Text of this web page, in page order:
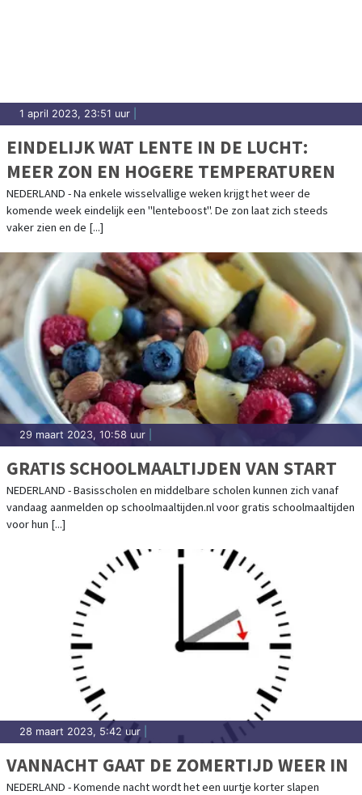
1 april 2023, 23:51 uur
EINDELIJK WAT LENTE IN DE LUCHT:
MEER ZON EN HOGERE TEMPERATUREN
NEDERLAND - Na enkele wisselvallige weken krijgt het weer de
komende week eindelijk een "lenteboost". De zon laat zich steeds
vaker zien en de [...]
29 maart 2023, 10:58 uur
GRATIS SCHOOLMAALTIJDEN VAN START
NEDERLAND - Basisscholen en middelbare scholen kunnen zich vanaf
vandaag aanmelden op schoolmaaltijden.nl voor gratis schoolmaaltijden
voor hun [...]
28 maart 2023, 5:42 uur
VANNACHT GAAT DE ZOMERTIJD WEER IN
NEDERLAND - Komende nacht wordt het een uurtje korter slapen